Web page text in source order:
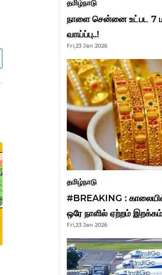
தமிழ்நாடு
நாளை சென்னை உட்பட 7
வாய்ப்பு..!
Fri,23 Jan 2026
தமிழ்நாடு
#BREAKING : காலையில்
ஒரே நாளில் ஏற்றம்
Fri,23 Jan 2026